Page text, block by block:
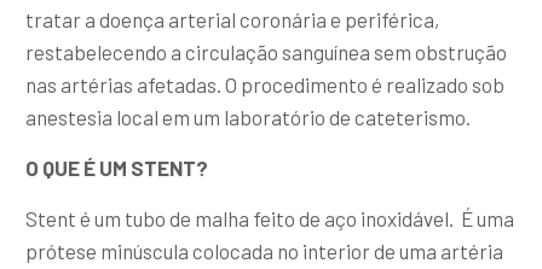
tratar a doença arterial coronária e periférica,
restabelecendo a circulação sanguínea sem obstrução
nas artérias afetadas. O procedimento é realizado sob
anestesia local em um laboratório de cateterismo.
O QUE É UM STENT?
Stent é um tubo de malha feito de aço inoxidável. É uma
prótese minúscula colocada no interior de uma artéria